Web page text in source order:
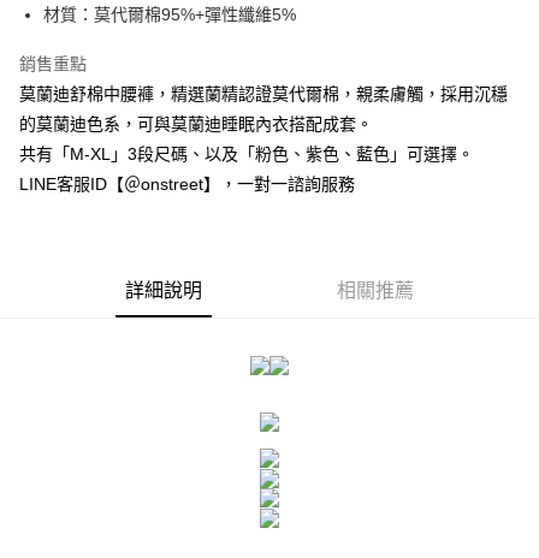
台新國際商業銀行
中國信託商業銀行
AFTEE先享後付
【關於「AFTEE先享後付」】
AFTEE先享後付是「在收到商品之後才付款」的支付方式。 讓您購物簡單
便利好安心！
１．簡單：不需註冊會員、不需綁卡、不需儲值。
２．便利：只要手機號碼，簡訊認證，即可結帳。
３．安心：先確認商品／服務後，再付款。
２．訂單成立數日內，您將收到繳費通知簡訊。
※ 請注意：結帳手續完成當下不需立刻繳費，但若您需要取消訂單，請聯絡
購買商品的店家。未經商家同意取消之訂單仍視為有效，需透過AFTEE先享
※ 交易是否成功請以「AFTEE先享後付 」之結帳頁面顯示為準，若有關於
https://netprotections.freshdesk.com/support/home
１．透過由恩沛科技股份有限公司提供之「AFTEE先享後付」服務完成之交
ATM付款
運送方式
全家付款取貨
每筆NT$80，滿NT$1,500(含以上)免運費
每筆NT$80，滿NT$1,500(含以上)免運費
每筆NT$80，滿NT$1,500(含以上)免運費
每筆NT$80，滿NT$1,500(含以上)免運費
材質：莫代爾棉95%+彈性纖維5%
銷售重點
莫蘭迪舒棉中腰褲，精選蘭精認證莫代爾棉，親柔膚觸，採用沉穩
的莫蘭迪色系，可與莫蘭迪睡眠內衣搭配成套。
共有「M-XL」3段尺碼、以及「粉色、紫色、藍色」可選擇。
LINE客服ID【＠onstreet】，一對一諮詢服務
詳細說明 相關推薦